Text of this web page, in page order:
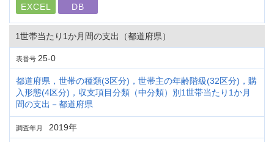
EXCEL DB
1世帯当たり1か月間の支出（都道府県）
表番号 25-0
都道府県，世帯の種類(3区分)，世帯主の年齢階級(32区分)，購
入形態(4区分)，収支項目分類（中分類）別1世帯当たり1か月
間の支出－都道府県
調査年月 2019年